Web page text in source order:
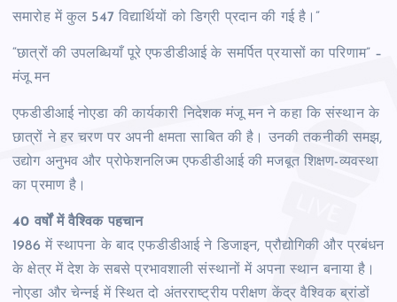
समारोह में कुल 547 विद्यार्थियों को डिग्री प्रदान की गई है।”
“छात्रों की उपलब्धियाँ पूरे एफडीडीआई के समर्पित प्रयासों का परिणाम” –
मंजू मन
एफडीडीआई नोएडा की कार्यकारी निदेशक मंजू मन ने कहा कि संस्थान के
छात्रों ने हर चरण पर अपनी क्षमता साबित की है। उनकी तकनीकी समझ,
उद्योग अनुभव और प्रोफेशनलिज्म एफडीडीआई की मजबूत शिक्षण-व्यवस्था
का प्रमाण है।
40 वर्षों में वैश्विक पहचान
1986 में स्थापना के बाद एफडीडीआई ने डिजाइन, प्रौद्योगिकी और प्रबंधन
के क्षेत्र में देश के सबसे प्रभावशाली संस्थानों में अपना स्थान बनाया है।
नोएडा और चेन्नई में स्थित दो अंतरराष्ट्रीय परीक्षण केंद्र वैश्विक ब्रांडों